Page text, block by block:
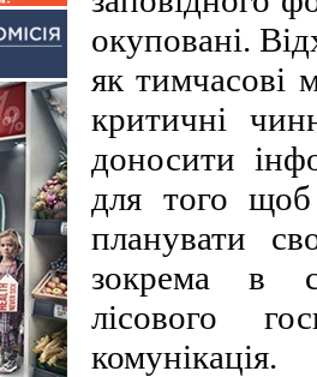
окуповані.
як тимчасові
критичні
доносити
для того щоб
планувати
зокрема в
лісового
комунікація.